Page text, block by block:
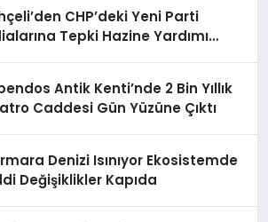
CHP’deki Yeni Parti
Tepki Hazine Yardımı
Antik Kenti’nde 2 Bin Yıllık
Caddesi Gün Yüzüne Çıktı
Denizi Isınıyor Ekosistemde
Değişiklikler Kapıda